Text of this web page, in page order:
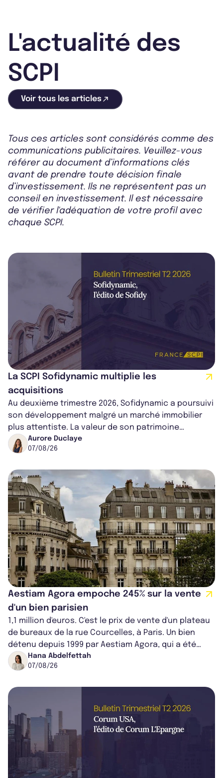
L'actualité des
SCPI
Voir tous les articles
Tous ces articles sont considérés comme des
communications publicitaires. Veuillez-vous
référer au document d’informations clés
avant de prendre toute décision finale
d’investissement. Ils ne représentent pas un
conseil en investissement. Il est nécessaire
de vérifier l'adéquation de votre profil avec
chaque SCPI.
La SCPI Sofidynamic multiplie les
acquisitions
Au deuxième trimestre 2026, Sofidynamic a poursuivi
son développement malgré un marché immobilier
plus attentiste. La valeur de son patrimoine
progresse de 3,8% à périmètre constan...
Aurore Duclaye
07/08/26
Aestiam Agora empoche 245% sur la vente
d'un bien parisien
1,1 million d'euros. C'est le prix de vente d'un plateau
de bureaux de la rue Courcelles, à Paris. Un bien
détenu depuis 1999 par Aestiam Agora, qui a été
cédé avec une plus-value...
Hana Abdelfettah
07/08/26